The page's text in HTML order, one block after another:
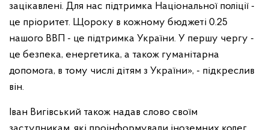
зацікавлені. Для нас підтримка Національної поліції -
це пріоритет. Щороку в кожному бюджеті 0.25
нашого ВВП - це підтримка України. У першу чергу -
це безпека, енергетика, а також гуманітарна
допомога, в тому числі дітям з України», - підкреслив
він.
Іван Вигівський також надав слово своїм